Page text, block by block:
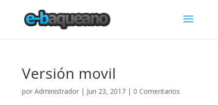
Versión movil
por Administrador| Jun 23, 2017| 0 Comentarios